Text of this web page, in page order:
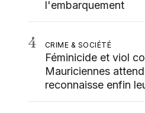
l'embarquement
4 CRIME & SOCIÉTÉ
Féminicide et viol
Mauriciennes
reconnaisse enfin